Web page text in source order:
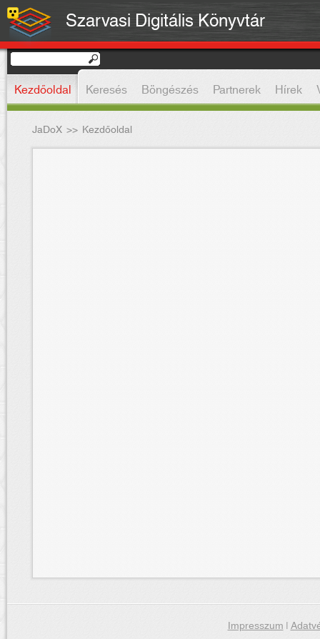
Szarvasi Digitális Könyvtár
Kezdőoldal Keresés Böngészés Partnerek Hírek
JaDoX >> Kezdőoldal
Impresszum|